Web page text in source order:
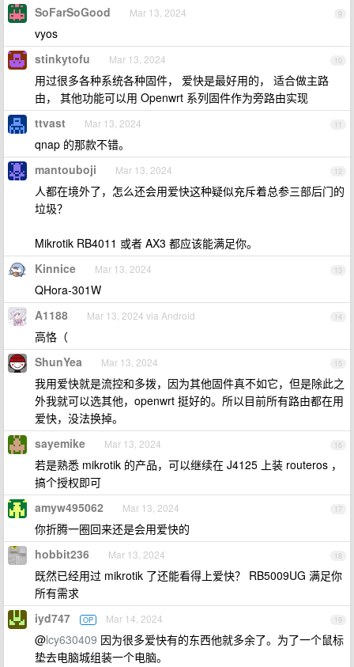
9
SoFarSoGood Mar 13, 2024
vyos
10
stinkytofu Mar 13, 2024
用过很多各种系统各种固件， 爱快是最好用的， 适合做主路
由， 其他功能可以用 Openwrt 系列固件作为旁路由实现
11
ttvast Mar 13, 2024
qnap 的那款不错。
12
mantouboji Mar 13, 2024
人都在境外了，怎么还会用爱快这种疑似充斥着总参三部后门的
垃圾？
Mikrotik RB4011 或者 AX3 都应该能满足你。
13
Kinnice Mar 13, 2024
QHora-301W
14
A1188 Mar 13, 2024 via Android
高恪（
15
ShunYea Mar 13, 2024
我用爱快就是流控和多拨，因为其他固件真不如它，但是除此之
外我就可以选其他，openwrt 挺好的。所以目前所有路由都在用
爱快，没法换掉。
16
sayemike Mar 13, 2024
若是熟悉 mikrotik 的产品，可以继续在 J4125 上装 routeros ，
搞个授权即可
17
amyw495062 Mar 13, 2024
你折腾一圈回来还是会用爱快的
18
hobbit236 Mar 13, 2024
既然已经用过 mikrotik 了还能看得上爱快？ RB5009UG 满足你
所有需求
19
iyd747 OP Mar 14, 2024
@lcy630409 因为很多爱快有的东西他就多余了。为了一个鼠标
垫去电脑城组装一个电脑。